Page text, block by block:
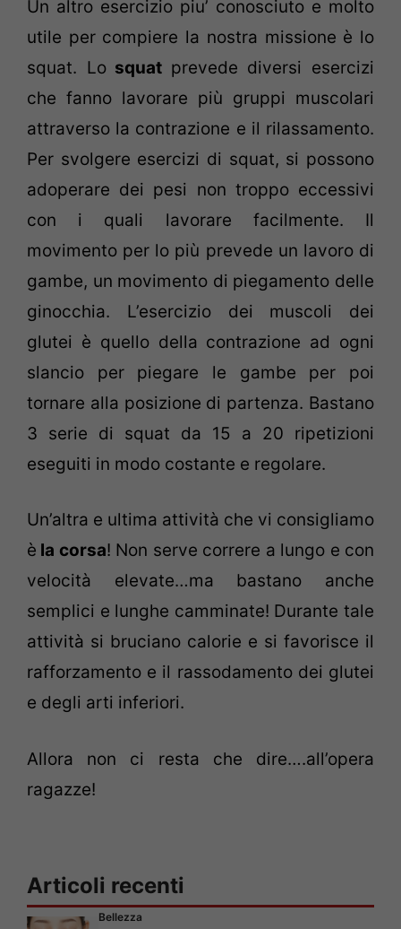
Un altro esercizio piu’ conosciuto e molto
utile per compiere la nostra missione è lo
squat. Losquat prevede diversi esercizi
che fanno lavorare più gruppi muscolari
attraverso la contrazione e il rilassamento.
Per svolgere esercizi di squat, si possono
adoperare dei pesi non troppo eccessivi
con i quali lavorare facilmente. Il
movimento per lo più prevede un lavoro di
gambe, un movimento di piegamento delle
ginocchia. L’esercizio dei muscoli dei
glutei è quello della contrazione ad ogni
slancio per piegare le gambe per poi
tornare alla posizione di partenza. Bastano
3 serie di squat da 15 a 20 ripetizioni
eseguiti in modo costante e regolare.
Un’altra e ultima attività che vi consigliamo
è la corsa! Non serve correre a lungo e con
velocità elevate…ma bastano anche
semplici e lunghe camminate! Durante tale
attività si bruciano calorie e si favorisce il
rafforzamento e il rassodamento dei glutei
e degli arti inferiori.
Allora non ci resta che dire….all’opera
ragazze!
Articoli recenti
Bellezza